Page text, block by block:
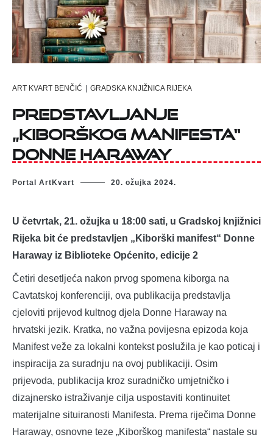
ART KVART BENČIĆ | GRADSKA KNJIŽNICA RIJEKA
Predstavljanje
„Kiborškog manifesta“
Donne Haraway
Portal ArtKvart 20. ožujka 2024.
U četvrtak, 21. ožujka u 18:00 sati, u Gradskoj knjižnici
Rijeka bit će predstavljen „Kiborški manifest“ Donne
Haraway iz Biblioteke Općenito, edicije 2
Četiri desetljeća nakon prvog spomena kiborga na
Cavtatskoj konferenciji, ova publikacija predstavlja
cjeloviti prijevod kultnog djela Donne Haraway na
hrvatski jezik. Kratka, no važna povijesna epizoda koja
Manifest veže za lokalni kontekst poslužila je kao poticaj i
inspiracija za suradnju na ovoj publikaciji. Osim
prijevoda, publikacija kroz suradničko umjetničko i
dizajnersko istraživanje cilja uspostaviti kontinuitet
materijalne situiranosti Manifesta. Prema riječima Donne
Haraway, osnovne teze „Kiborškog manifesta“ nastale su